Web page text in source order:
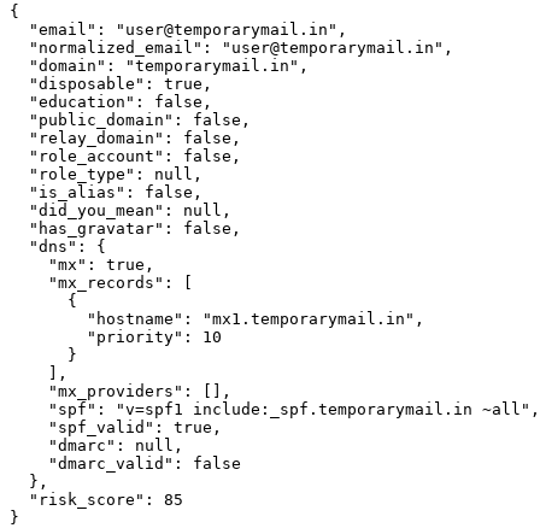
{
  "email": "user@temporarymail.in",
  "normalized_email": "user@temporarymail.in",
  "domain": "temporarymail.in",
  "disposable": true,
  "education": false,
  "public_domain": false,
  "relay_domain": false,
  "role_account": false,
  "role_type": null,
  "is_alias": false,
  "did_you_mean": null,
  "has_gravatar": false,
  "dns": {
    "mx": true,
    "mx_records": [
      {
        "hostname": "mx1.temporarymail.in",
        "priority": 10
      }
    ],
    "mx_providers": [],
    "spf": "v=spf1 include:_spf.temporarymail.in ~all",
    "spf_valid": true,
    "dmarc": null,
    "dmarc_valid": false
  },
  "risk_score": 85
}